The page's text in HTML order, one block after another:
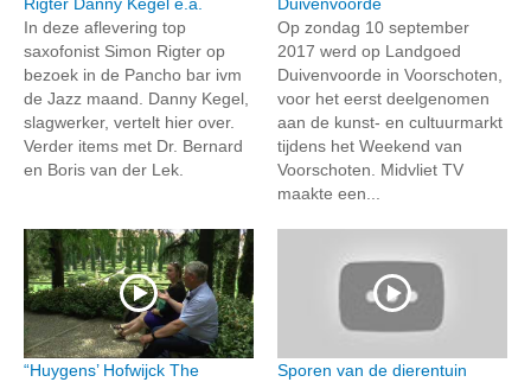
In deze aflevering top
saxofonist Simon Rigter op
bezoek in de Pancho bar ivm
de Jazz maand. Danny Kegel,
slagwerker, vertelt hier over.
Verder items met Dr. Bernard
en Boris van der Lek.
Op zondag 10 september
2017 werd op Landgoed
Duivenvoorde in Voorschoten,
voor het eerst deelgenomen
aan de kunst- en cultuurmarkt
tijdens het Weekend van
Voorschoten. Midvliet TV
maakte een...
“Huygens’ Hofwijck The
Sporen van de dierentuin